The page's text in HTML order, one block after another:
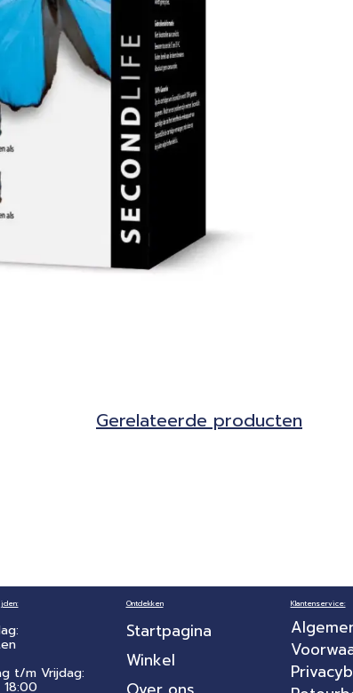
Gerela​teerde producten​
t/m Vrijdag:
Ontdekken
Startpagina
Winkel
Klantenservice: